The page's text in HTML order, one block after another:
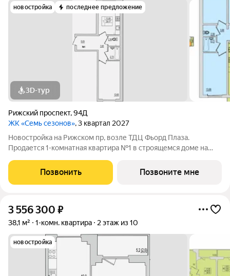
новостройка последнее предложение
3D-тур
Рижский проспект,94Д
ЖК «Семь сезонов», 3 квартал 2027
Новостройка на Рижском пр, возле ТДЦ Фьорд Плаза.
Продается 1-комнатная квартира №1 в строящемся доме на
семь домов, объединённых в единый жилой квартал со своими
парками, дорожками, парковкой и
Позвонить Позвоните мне
3 556 300 ₽
38,1 м² 1-комн. квартира 2 этаж из 10
новостройка